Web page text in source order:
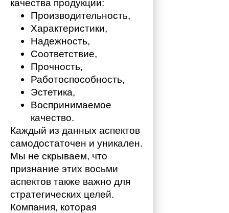
качества продукции:
Производительность,
Характеристики,
Надежность,
Соответствие,
Прочность,
Работоспособность,
Эстетика,
Воспринимаемое
качество.
Каждый из данных аспектов
самодостаточен и уникален.
Мы не скрываем, что
признание этих восьми
аспектов также важно для
стратегических целей.
Компания, которая